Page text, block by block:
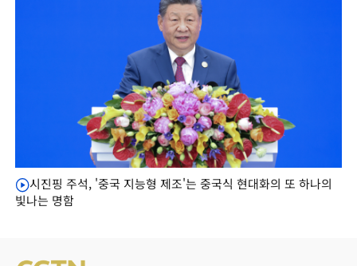
시진핑 주석, '중국 지능형 제조'는 중국식 현대화의 또 하나의
빛나는 명함